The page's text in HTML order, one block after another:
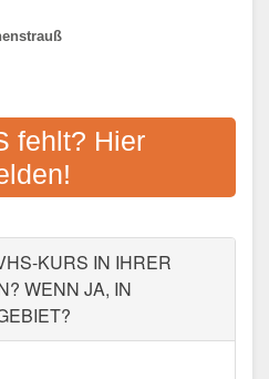
Str. 12, 92648
fehlt? Hier
KURS IN IHRER
WENN JA, IN